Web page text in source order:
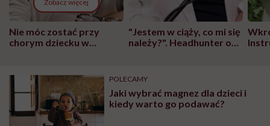
Zobacz więcej
Nie móc zostać przy
chorym dziecku w
może chyba tylko
głupota i brak
wyobraźni"
"Jestem w ciąży, co mi się
należy?". Headhunter o
pracy
POLECAMY
Jaki wybrać magnez dla dzieci i
kiedy warto go podawać?